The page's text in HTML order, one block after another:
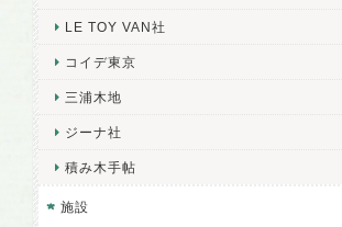
LE TOY VAN社
コイデ東京
三浦木地
ジーナ社
積み木手帖
施設